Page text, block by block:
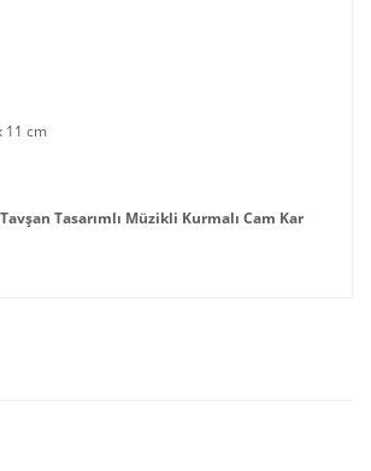
11 cm
Tasarımlı Müzikli Kurmalı Cam Kar